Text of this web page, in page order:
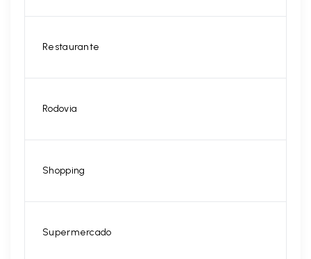
Restaurante
Rodovia
Shopping
Supermercado